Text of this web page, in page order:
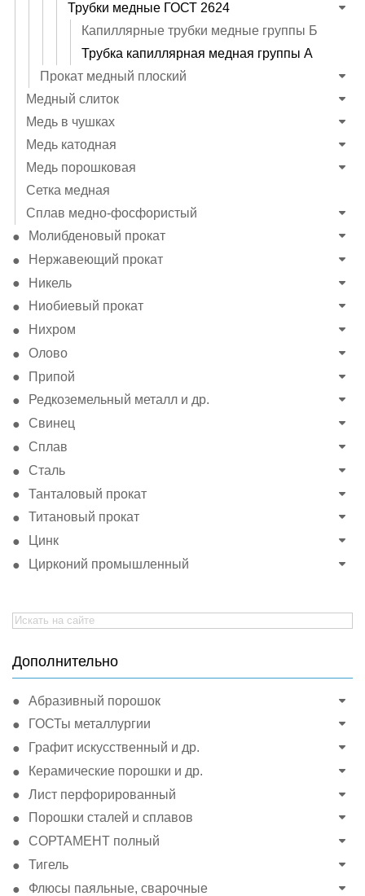
Трубки медные ГОСТ 2624
Капиллярные трубки медные группы Б
Трубка капиллярная медная группы А
Прокат медный плоский
Медный слиток
Медь в чушках
Медь катодная
Медь порошковая
Сетка медная
Сплав медно-фосфористый
Молибденовый прокат
Нержавеющий прокат
Никель
Ниобиевый прокат
Нихром
Олово
Припой
Редкоземельный металл и др.
Свинец
Сплав
Сталь
Танталовый прокат
Титановый прокат
Цинк
Цирконий промышленный
Search
for:
Дополнительно
Абразивный порошок
ГОСТы металлургии
Графит искусственный и др.
Керамические порошки и др.
Лист перфорированный
Порошки сталей и сплавов
СОРТАМЕНТ полный
Тигель
Флюсы паяльные, сварочные